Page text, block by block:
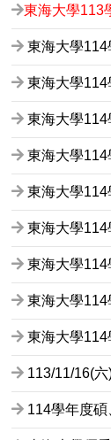
東海大學113
東海大學
東海大學
東海大學
東海大學
東海大學
東海大學
東海大學
東海大學
東海大學
113/11/16(
114學年度碩